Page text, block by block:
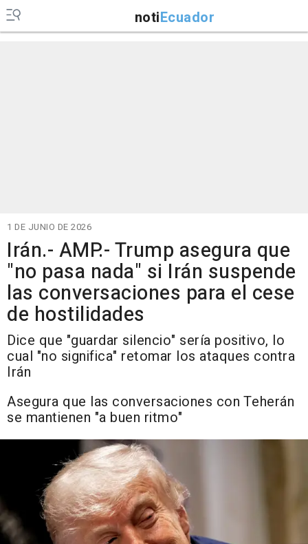
notiEcuador
1 DE JUNIO DE 2026
Irán.- AMP.- Trump asegura que
"no pasa nada" si Irán suspende
las conversaciones para el cese
de hostilidades
Dice que "guardar silencio" sería positivo, lo
cual "no significa" retomar los ataques contra
Irán
Asegura que las conversaciones con Teherán
se mantienen "a buen ritmo"